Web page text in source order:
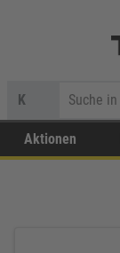
K
Aktionen